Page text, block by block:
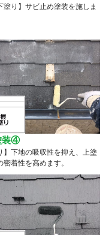
塗り】サビ止め塗装を施しま
装④
】下地の吸収性を抑え、上塗
密着性を高めます。